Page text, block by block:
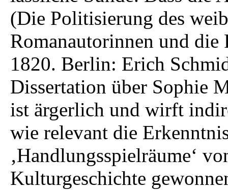
(Die Politisierung des
Romanautorinnen und
1820. Berlin: Erich
Dissertation über Sophie
ist ärgerlich und wirft
wie relevant die
‚Handlungsspielräume‘
Kulturgeschichte